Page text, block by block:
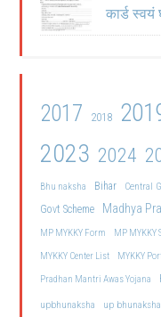
कार्ड स्वयं
2017 2018
2023 2024
Bhu naksha Bihar Central
Govt Scheme Madhya
MP MYKKY Form
MP MYKKY
MYKKY Center List
MYKKY
Pradhan Mantri Awas Yojana
upbhunaksha up bhunaksha